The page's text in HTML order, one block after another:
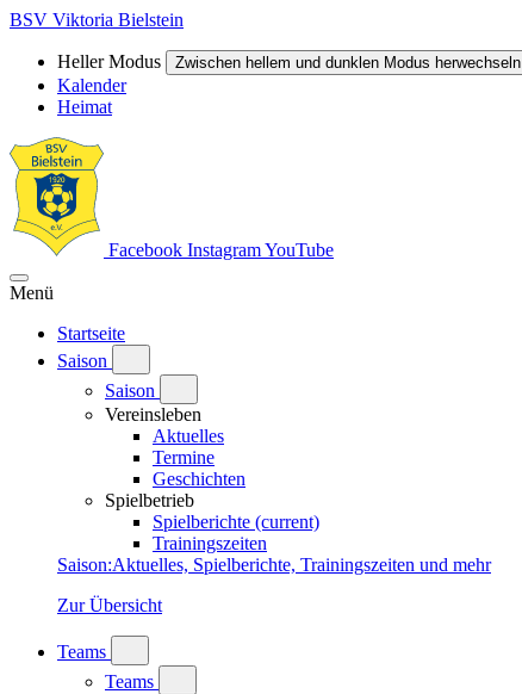
BSV Viktoria Bielstein
Heller Modus Zwischen hellem und dunklen Modus herwechseln
Kalender
Heimat
Facebook InstagramYouTube
Menü
Startseite
Saison
Saison
Vereinsleben
Aktuelles
Termine
Geschichten
Spielbetrieb
Spielberichte (current)
Trainingszeiten
Saison:Aktuelles, Spielberichte, Trainingszeiten und mehr
Zur Übersicht
Teams
Teams